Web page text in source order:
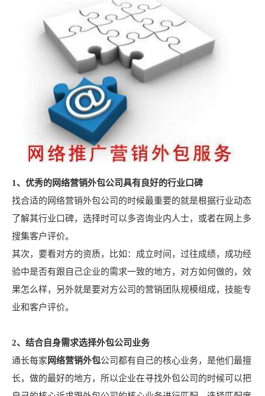
1、优秀的网络营销外包公司具有良好的行业口碑
找合适的网络营销外包公司的时候最重要的就是根据行业动态
了解其行业口碑，选择时可以多咨询业内人士，或者在网上多
搜集客户评价。
其次，要看对方的资质，比如：成立时间，过往成绩，成功经
验中是否有跟自己企业的需求一致的地方，对方如何做的，效
果怎么样，另外就是要对方公司的营销团队规模组成，技能专
业和客户评价。
2、结合自身需求选择外包公司业务
通长每家 网络营销外包公司都有自己的核心业务，是他们最擅
长，做的最好的地方，所以企业在寻找外包公司的时候可以把